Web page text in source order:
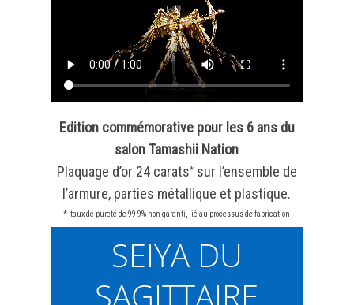
Edition commémorative pour les 6 ans du
salon Tamashii Nation
Plaquage d’or 24 carats*sur l’ensemble de
l’armure, parties métallique et plastique.
* taux de pureté de 99,9% non garanti, lié au processus de fabrication
SEIYA DU
SAGITTAIRE